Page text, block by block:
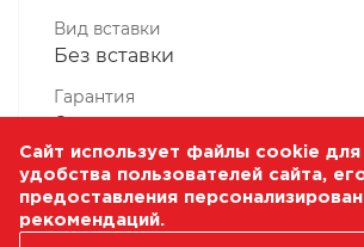
Вид вставки
Без вставки
Гарантия
6 месяцев
Комплектность, шт
1 Штука
Масса, гр
Сайт использует файлы cookie для
удобства пользователей сайта,
предоставления
рекомендаций.